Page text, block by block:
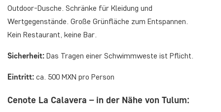
Outdoor-Dusche. Schränke für Kleidung und
Wertgegenstände. Große Grünfläche zum Entspannen.
Kein Restaurant, keine Bar.
Sicherheit: Das Tragen einer Schwimmweste ist Pflicht.
Eintritt: ca. 500 MXN pro Person
Cenote La Calavera – in der Nähe von Tulum: